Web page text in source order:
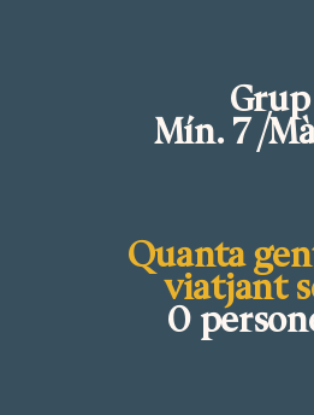
Grup
Mín. 7 /
Quanta
viatjant
0